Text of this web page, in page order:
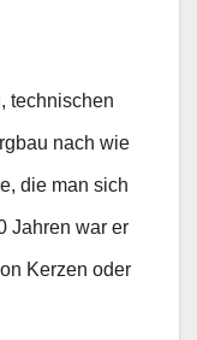
technischen
nach wie
die man sich
Jahren war er
Kerzen oder